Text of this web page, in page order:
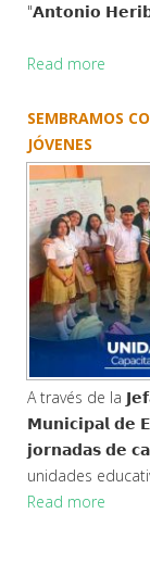
"𝗔𝗻𝘁𝗼𝗻𝗶𝗼
Read more
SEMBRAMOS
JÓVENES
A través de la
𝗠𝘂𝗻𝗶𝗰𝗶𝗽𝗮𝗹 𝗱𝗲
𝗷𝗼𝗿𝗻𝗮𝗱𝗮𝘀 𝗱𝗲
unidades
Read more